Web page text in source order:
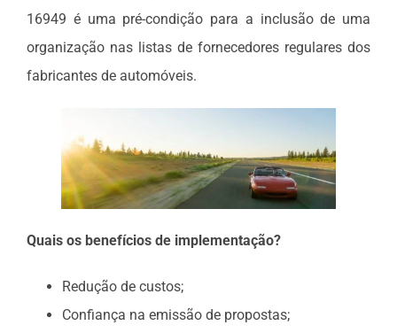
16949 é uma pré-condição para a inclusão de uma
organização nas listas de fornecedores regulares dos
fabricantes de automóveis.
Quais os benefícios de implementação?
Redução de custos;
Confiança na emissão de propostas;